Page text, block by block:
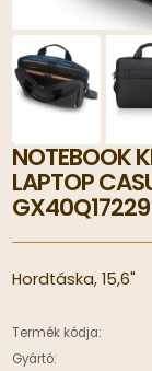
NOTEBOOK
LAPTOP
GX40Q17229
Hordtáska, 15,6"
Termék kódja:
Gyártó: